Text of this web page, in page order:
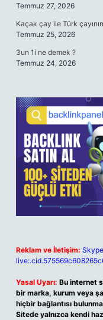
Temmuz 27, 2026
Kaçak çay ile Türk
Temmuz 25, 2026
3un 1i ne demek ?
Temmuz 24, 2026
Reklam ve İletişim:
Yasal Uyarı: Bu internet
bir marka, kurum veya
hiçbir bağlantısı
Sitede yalnızca kendi